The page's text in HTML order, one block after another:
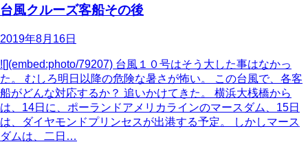
台風クルーズ客船その後
2019年8月16日
![](embed:photo/79207) 台風１０号はそう大した事はなかっ
た。 むしろ明日以降の危険な暑さが怖い。 この台風で、各客
船がどんな対応するか？ 追いかけてきた。 横浜大桟橋から
は、14日に、ポーランドアメリカラインのマースダム、15日
は、ダイヤモンドプリンセスが出港する予定。 しかしマース
ダムは、二日…